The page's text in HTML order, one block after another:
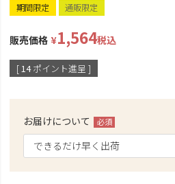
期間限定 通販限定
販売価格 ¥1,564税込
[14ポイント進呈 ]
お届けについて
(必
須)